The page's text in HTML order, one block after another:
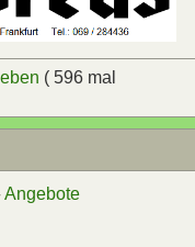
( 596 mal
Angebote